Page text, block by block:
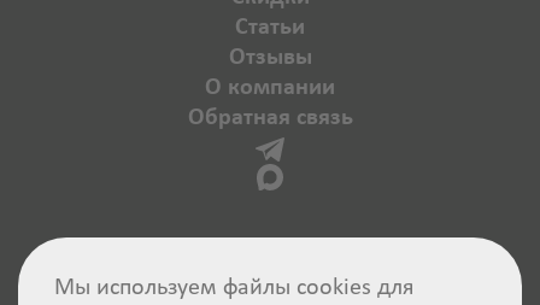
Статьи
Отзывы
О компании
Обратная связь
Мы используем файлы cookies для